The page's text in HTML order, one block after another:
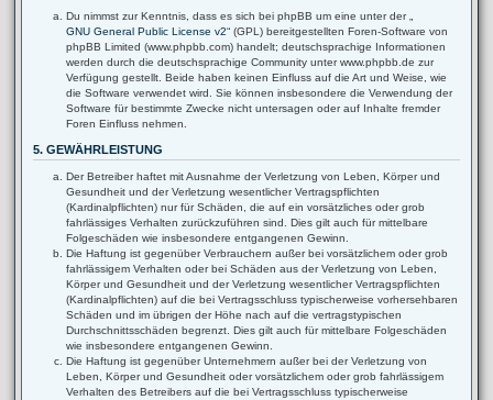
Du nimmst zur Kenntnis, dass es sich bei phpBB um eine unter der „
GNU General Public License v2“ (GPL) bereitgestellten Foren-Software von
phpBB Limited (www.phpbb.com) handelt; deutschsprachige Informationen
werden durch die deutschsprachige Community unter www.phpbb.de zur
Verfügung gestellt. Beide haben keinen Einfluss auf die Art und Weise, wie
die Software verwendet wird. Sie können insbesondere die Verwendung der
Software für bestimmte Zwecke nicht untersagen oder auf Inhalte fremder
Foren Einfluss nehmen.
5. GEWÄHRLEISTUNG
Der Betreiber haftet mit Ausnahme der Verletzung von Leben, Körper und
Gesundheit und der Verletzung wesentlicher Vertragspflichten
(Kardinalpflichten) nur für Schäden, die auf ein vorsätzliches oder grob
fahrlässiges Verhalten zurückzuführen sind. Dies gilt auch für mittelbare
Folgeschäden wie insbesondere entgangenen Gewinn.
Die Haftung ist gegenüber Verbrauchern außer bei vorsätzlichem oder grob
fahrlässigem Verhalten oder bei Schäden aus der Verletzung von Leben,
Körper und Gesundheit und der Verletzung wesentlicher Vertragspflichten
(Kardinalpflichten) auf die bei Vertragsschluss typischerweise vorhersehbaren
Schäden und im übrigen der Höhe nach auf die vertragstypischen
Durchschnittsschäden begrenzt. Dies gilt auch für mittelbare Folgeschäden
wie insbesondere entgangenen Gewinn.
Die Haftung ist gegenüber Unternehmern außer bei der Verletzung von
Leben, Körper und Gesundheit oder vorsätzlichem oder grob fahrlässigem
Verhalten des Betreibers auf die bei Vertragsschluss typischerweise